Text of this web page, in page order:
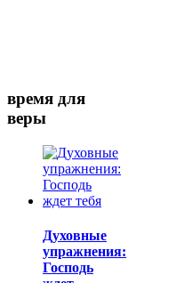
время для
веры
Духовные
упражнения:
Господь